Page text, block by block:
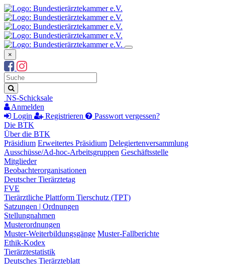
×
Suchbegriff
Suche
NS-Schicksale
Anmelden
Login
Registrieren
Passwort vergessen?
Die BTK
Über die BTK
Präsidium Erweitertes Präsidium Delegiertenversammlung
Ausschüsse/Ad-hoc-Arbeitsgruppen Geschäftsstelle
Mitglieder
Beobachterorganisationen
Deutscher Tierärztetag
FVE
Tierärztliche Plattform Tierschutz (TPT)
Satzungen | Ordnungen
Stellungnahmen
Musterordnungen
Muster-Weiterbildungsgänge Muster-Fallberichte
Ethik-Kodex
Tierärztestatistik
Deutsches Tierärzteblatt